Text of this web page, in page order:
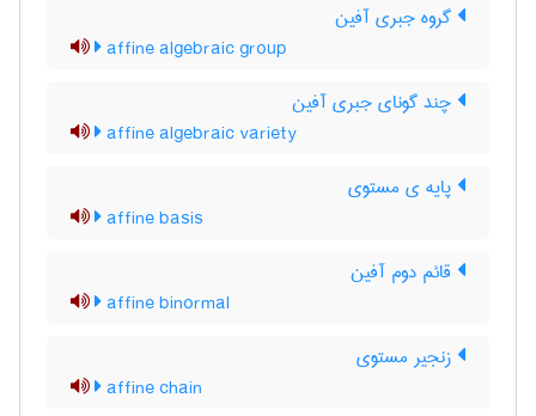
گروه جبری آفین
affine algebraic group
چند گونای جبری آفین
affine algebraic variety
پایه ی مستوی
affine basis
قائم دوم آفین
affine binormal
زنجیر مستوی
affine chain